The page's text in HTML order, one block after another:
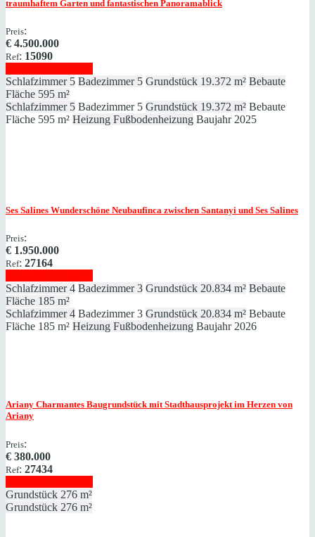
traumhaftem Garten und fantastischen Panoramablick
Preis:
€ 4.500.000
Ref: 15090
Schlafzimmer 5 Badezimmer 5 Grundstück 19.372 m² Bebaute
Fläche 595 m²
Schlafzimmer 5 Badezimmer 5 Grundstück 19.372 m² Bebaute
Fläche 595 m² Heizung Fußbodenheizung Baujahr 2025
Ses Salines Wunderschöne Neubaufinca zwischen Santanyi und Ses Salines
Preis:
€ 1.950.000
Ref: 27164
Schlafzimmer 4 Badezimmer 3 Grundstück 20.834 m² Bebaute
Fläche 185 m²
Schlafzimmer 4 Badezimmer 3 Grundstück 20.834 m² Bebaute
Fläche 185 m² Heizung Fußbodenheizung Baujahr 2026
Ariany Charmantes Baugrundstück mit Stadthausprojekt im Herzen von
Ariany
Preis:
€ 380.000
Ref: 27434
Grundstück 276 m²
Grundstück 276 m²